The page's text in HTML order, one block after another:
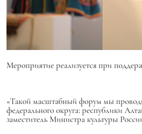
Мероприятие реализуется при
«Такой масштабный форум мы
федерального округа: республики
заместитель Министра культуры